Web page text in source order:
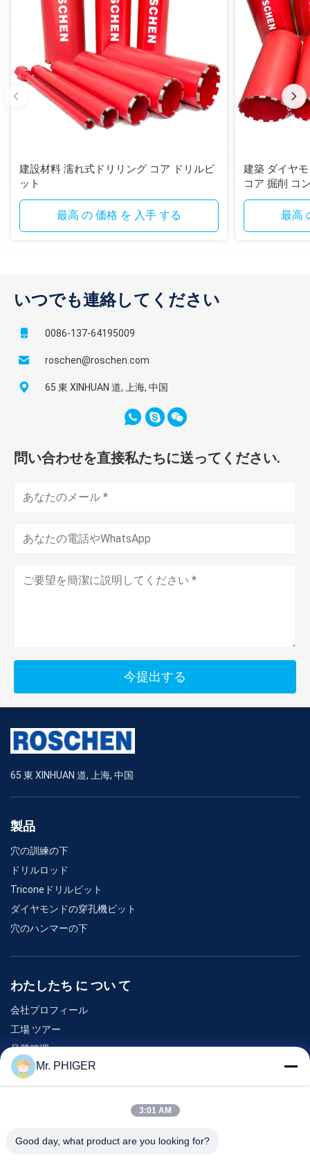
建設材料 濡れ式ドリリング コア ドリルビ
ット
最高 の 価格 を 入手 する
建築 ダイヤ
コア 掘削 コ
最高
いつでも連絡してください
0086-137-64195009
roschen@roschen.com
65 東 XINHUAN 道, 上海, 中国
問い合わせを直接私たちに送ってください.
今提出する
65 東 XINHUAN 道, 上海, 中国
製品
穴の訓練の下
ドリルロッド
Triconeドリルビット
ダイヤモンドの穿孔機ビット
穴のハンマーの下
わたしたち に つい て
会社プロフィール
工場 ツアー
品質管理
地図
連絡 ください
イベント
Mr. PHIGER
3:01 AM
Good day, what product are you looking for?